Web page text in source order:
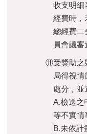
收支明細
經費時，
總經費二
員會議審
⑪受獎助之
局得視
處分，並
A.檢送之
等不實情
B.未依計